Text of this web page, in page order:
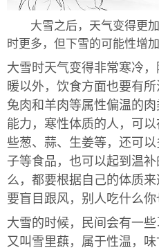
大雪之后，天气变得更
时更多，但下雪的可能性增加
大雪时天气变得非常寒冷
暖以外，饮食方面也要有所
兔肉和羊肉等属性偏温的
能力，寒性体质的人，可
些葱、蒜、生姜等，还可
子等食品，也可以起到温
么，都要根据自己的体质
要盲目跟风，别人吃什么你
大雪的时候，民间会有一
又叫雪里蕻，属于性温，